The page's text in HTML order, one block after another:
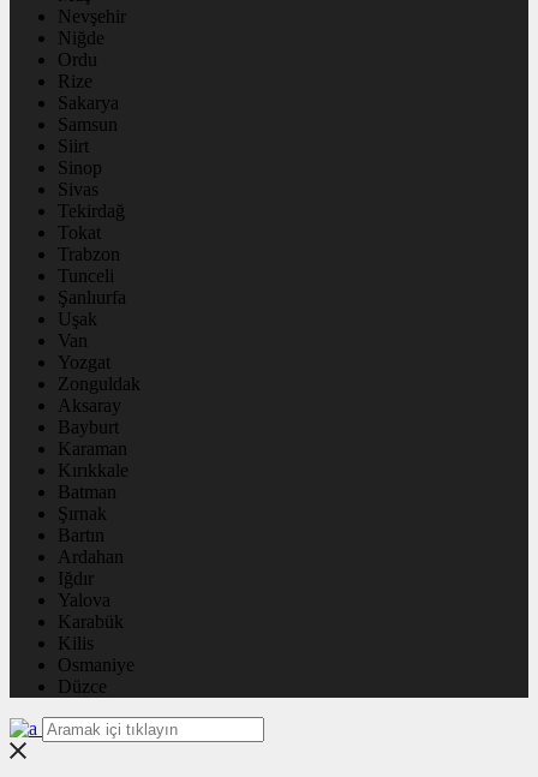
Nevşehir
Niğde
Ordu
Rize
Sakarya
Samsun
Siirt
Sinop
Sivas
Tekirdağ
Tokat
Trabzon
Tunceli
Şanlıurfa
Uşak
Van
Yozgat
Zonguldak
Aksaray
Bayburt
Karaman
Kırıkkale
Batman
Şırnak
Bartın
Ardahan
Iğdır
Yalova
Karabük
Kilis
Osmaniye
Düzce